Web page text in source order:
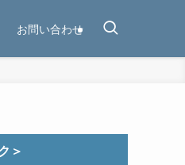
お問い合わせ
＞